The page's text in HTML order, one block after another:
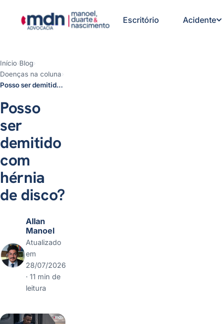
Escritório Acidente
Início›Blog›
Doenças na coluna›
Posso ser demitido com hérnia de disco?
Posso
ser
demitido
com
hérnia
de disco?
Allan
Manoel
Atualizado
em
28/07/2026
· 11 min de
leitura